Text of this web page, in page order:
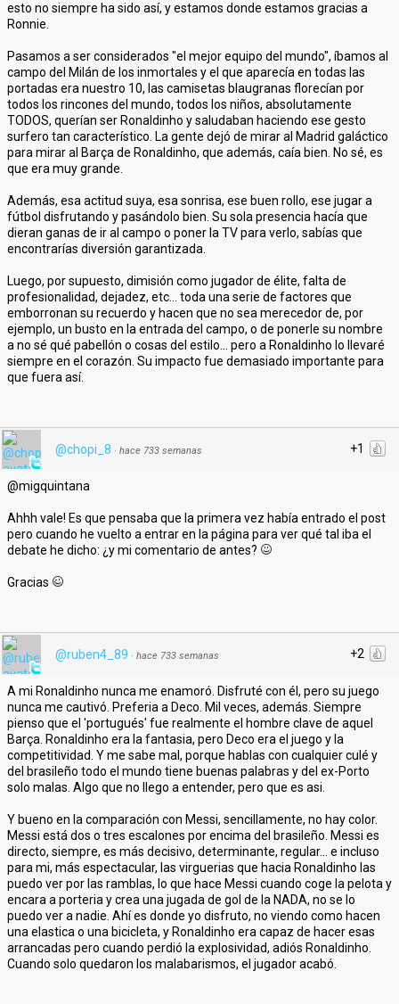
esto no siempre ha sido así, y estamos donde estamos gracias a
Ronnie.
Pasamos a ser considerados "el mejor equipo del mundo", íbamos al
campo del Milán de los inmortales y el que aparecía en todas las
portadas era nuestro 10, las camisetas blaugranas florecían por
todos los rincones del mundo, todos los niños, absolutamente
TODOS, querían ser Ronaldinho y saludaban haciendo ese gesto
surfero tan característico. La gente dejó de mirar al Madrid galáctico
para mirar al Barça de Ronaldinho, que además, caía bien. No sé, es
que era muy grande.
Además, esa actitud suya, esa sonrisa, ese buen rollo, ese jugar a
fútbol disfrutando y pasándolo bien. Su sola presencia hacía que
dieran ganas de ir al campo o poner la TV para verlo, sabías que
encontrarías diversión garantizada.
Luego, por supuesto, dimisión como jugador de élite, falta de
profesionalidad, dejadez, etc... toda una serie de factores que
emborronan su recuerdo y hacen que no sea merecedor de, por
ejemplo, un busto en la entrada del campo, o de ponerle su nombre
a no sé qué pabellón o cosas del estilo... pero a Ronaldinho lo llevaré
siempre en el corazón. Su impacto fue demasiado importante para
que fuera así.
+1
@chopi_8 · hace 733 semanas
@migquintana
Ahhh vale! Es que pensaba que la primera vez había entrado el post
pero cuando he vuelto a entrar en la página para ver qué tal iba el
debate he dicho: ¿y mi comentario de antes?
Gracias
+2
@ruben4_89 · hace 733 semanas
A mi Ronaldinho nunca me enamoró. Disfruté con él, pero su juego
nunca me cautivó. Preferia a Deco. Mil veces, además. Siempre
pienso que el 'portugués' fue realmente el hombre clave de aquel
Barça. Ronaldinho era la fantasia, pero Deco era el juego y la
competitividad. Y me sabe mal, porque hablas con cualquier culé y
del brasileño todo el mundo tiene buenas palabras y del ex-Porto
solo malas. Algo que no llego a entender, pero que es asi.
Y bueno en la comparación con Messi, sencillamente, no hay color.
Messi está dos o tres escalones por encima del brasileño. Messi es
directo, siempre, es más decisivo, determinante, regular... e incluso
para mi, más espectacular, las virguerias que hacia Ronaldinho las
puedo ver por las ramblas, lo que hace Messi cuando coge la pelota y
encara a porteria y crea una jugada de gol de la NADA, no se lo
puedo ver a nadie. Ahí es donde yo disfruto, no viendo como hacen
una elastica o una bicicleta, y Ronaldinho era capaz de hacer esas
arrancadas pero cuando perdió la explosividad, adiós Ronaldinho.
Cuando solo quedaron los malabarismos, el jugador acabó.